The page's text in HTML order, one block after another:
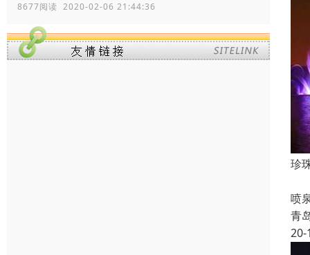
8677阅读 2020-02-06 21:44:36
珍
喷
青
20-